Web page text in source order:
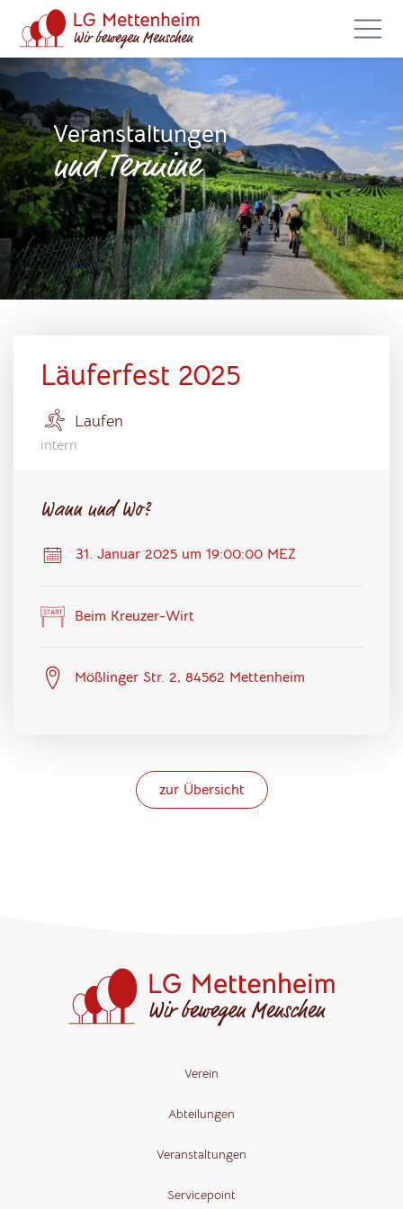
Veranstaltungen
und Termine
Läuferfest 2025
Laufen
intern
Wann und Wo?
31. Januar 2025 um 19:00:00 MEZ
Beim Kreuzer-Wirt
Mößlinger Str. 2, 84562 Mettenheim
zur Übersicht
Verein
Abteilungen
Veranstaltungen
Servicepoint